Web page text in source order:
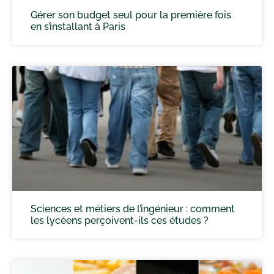
Gérer son budget seul pour la première fois
en s’installant à Paris
Sciences et métiers de l’ingénieur : comment
les lycéens perçoivent-ils ces études ?